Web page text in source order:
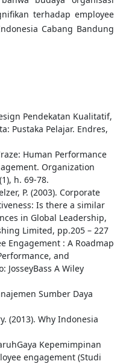
terhadap employee
Cabang Bandung
Pendekatan Kualitatif,
Pustaka Pelajar. Endres,
Human Performance
Organization
h. 69-78.
P. (2003). Corporate
Is there a similar
in Global Leadership,
Limited, pp.205 – 227
Engagement : A Roadmap
and
JosseyBass A Wiley
Sumber Daya
(2013). Why Indonesia
Kepemimpinan
engagement (Studi